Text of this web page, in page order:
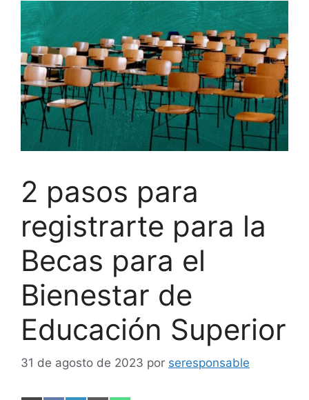
2 pasos para
registrarte para la
Becas para el
Bienestar de
Educación Superior
31 de agosto de 2023 por seresponsable